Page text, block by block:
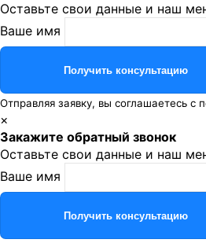
Оставьте свои данные и наш
Ваше имя
Отправляя заявку, вы соглашаетесь с
×
Закажите обратный звонок
Оставьте свои данные и наш
Ваше имя